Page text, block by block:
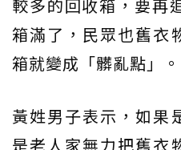
較多的回收箱，要再
箱滿了，民眾也舊衣
箱就變成「髒亂點」。
黃姓男子表示，如果
是老人家無力把舊衣